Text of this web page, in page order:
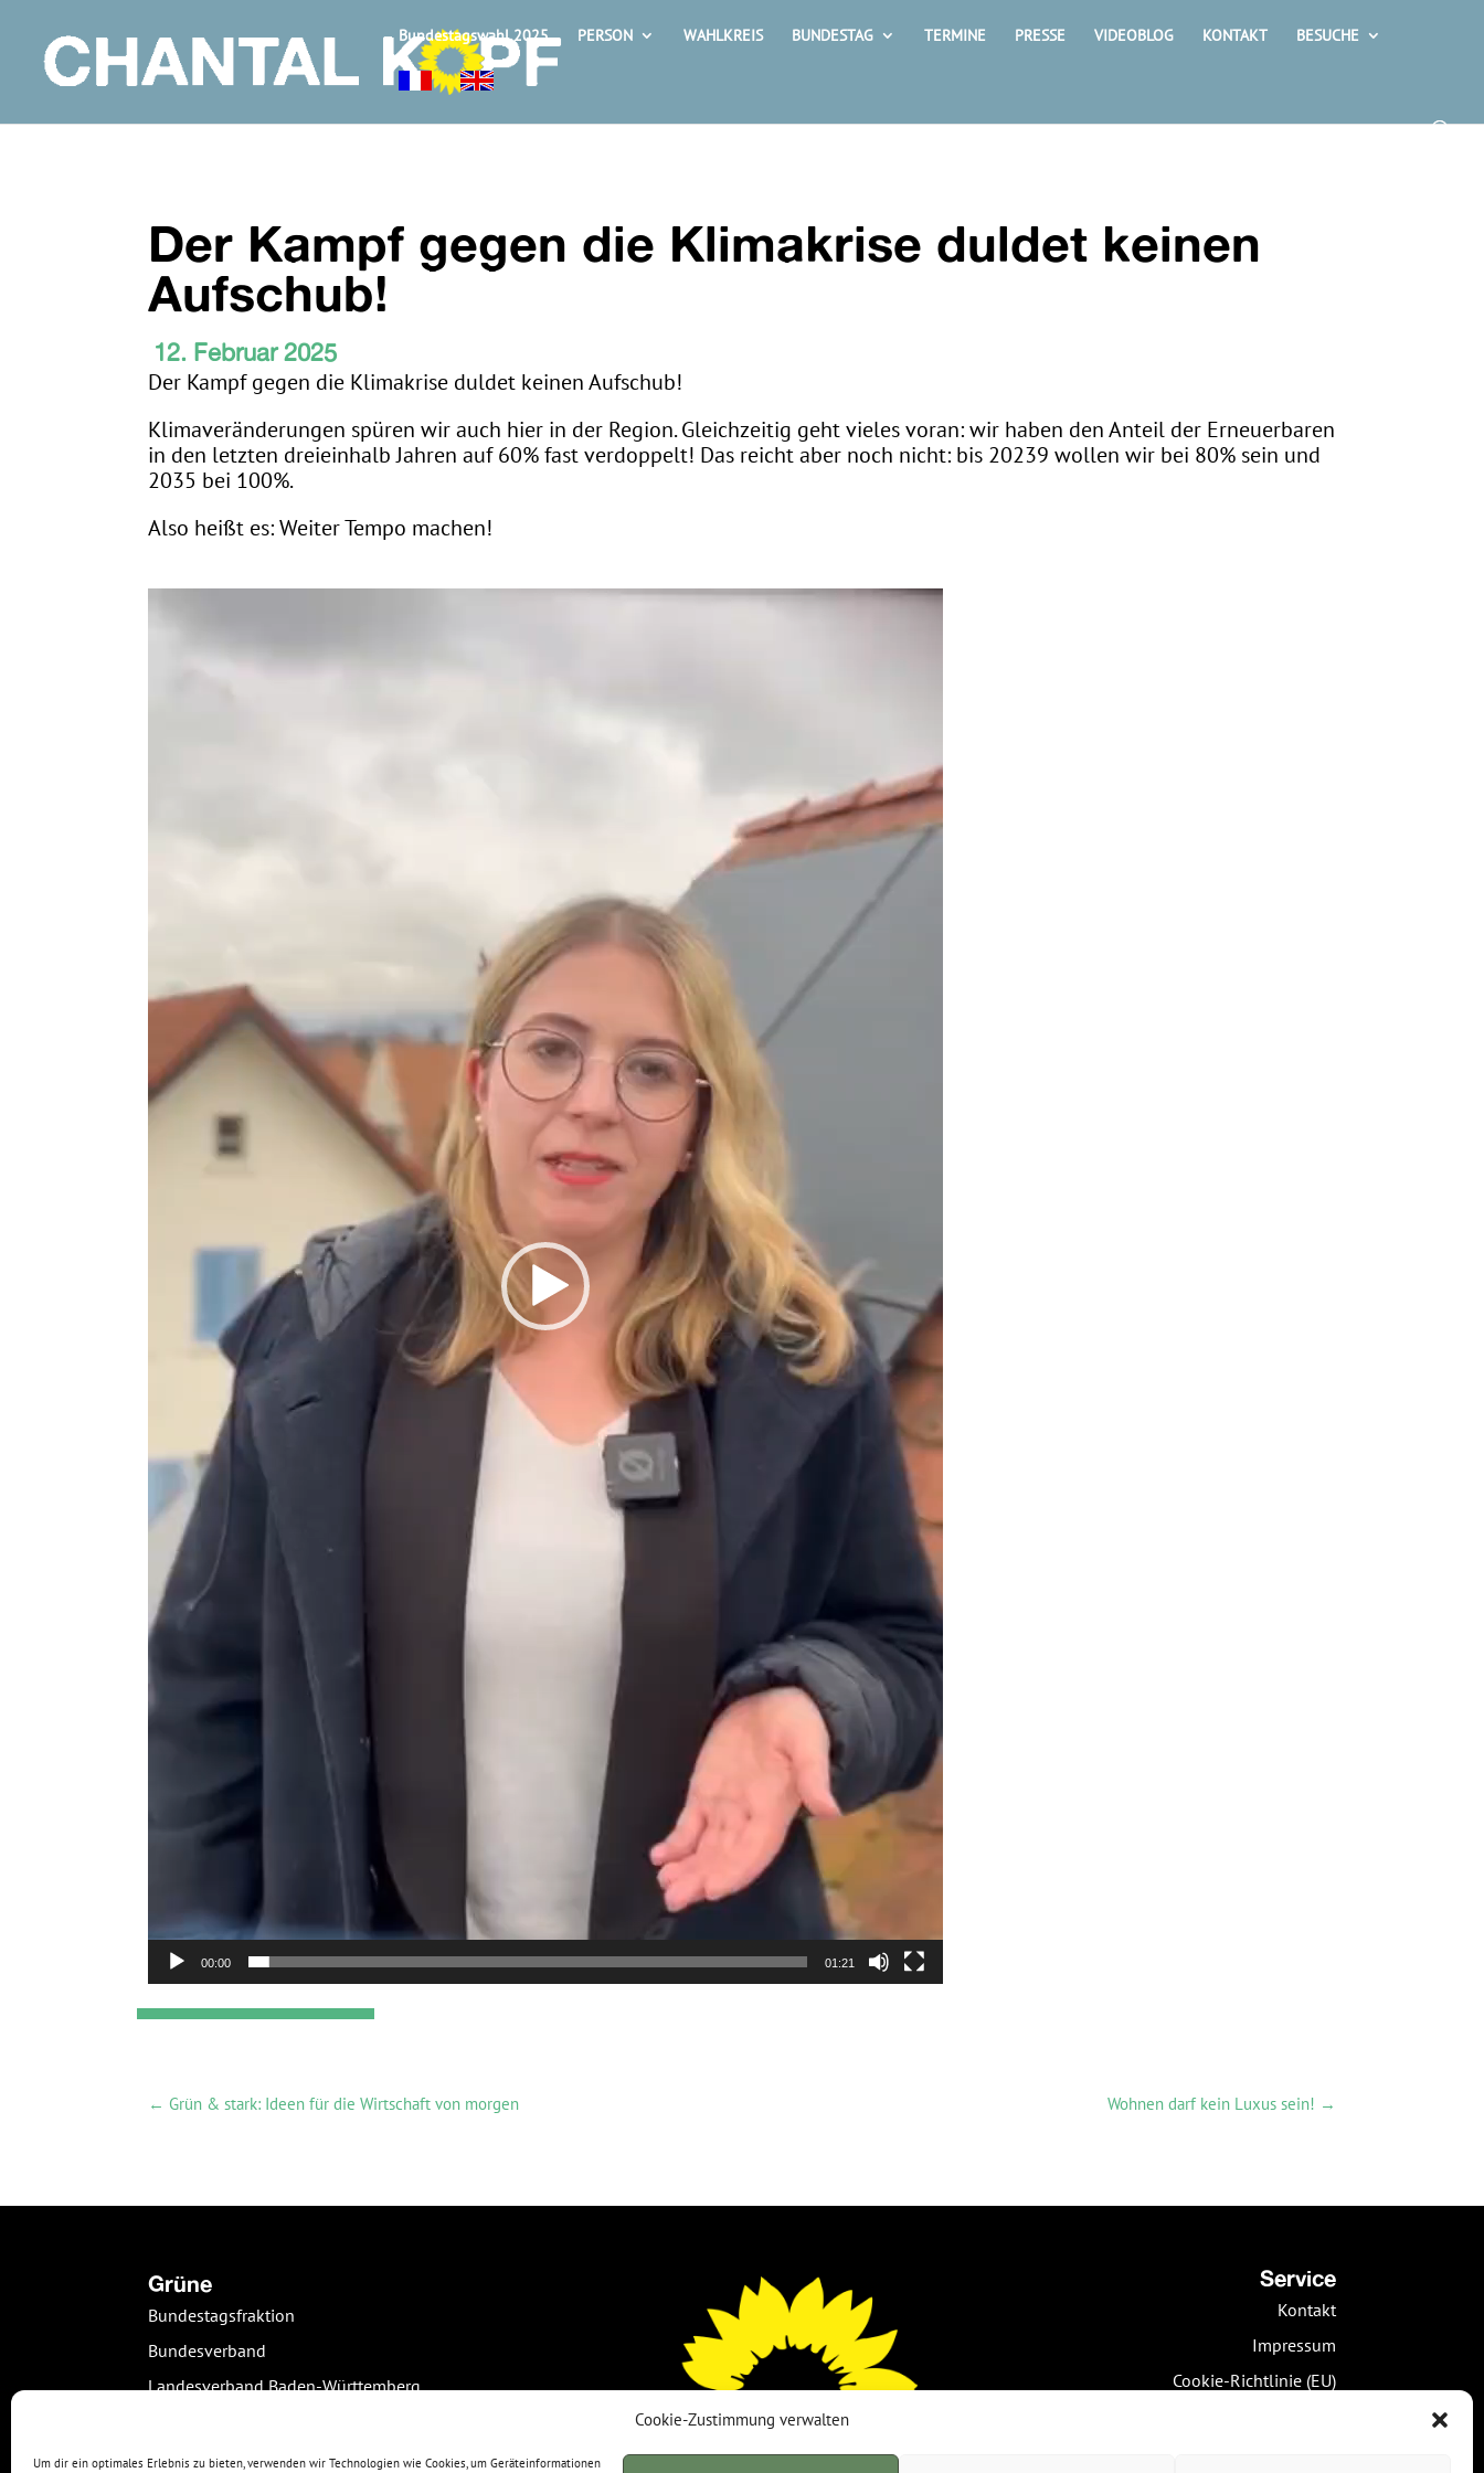
Cookie-Zustimmung verwalten
Um dir ein optimales Erlebnis zu bieten, verwenden wir Technologien wie Cookies, um Geräteinformationen
Bundestagswahl 2025 PERSON WAHLKREIS BUNDESTAG TERMINE PRESSE VIDEOBLOG KONTAKT BESUCHE
Der Kampf gegen die Klimakrise duldet keinen
Aufschub!
12. Februar 2025
Der Kampf gegen die Klimakrise duldet keinen Aufschub!
Klimaveränderungen spüren wir auch hier in der Region. Gleichzeitig geht vieles voran: wir haben den Anteil der Erneuerbaren
in den letzten dreieinhalb Jahren auf 60% fast verdoppelt! Das reicht aber noch nicht: bis 20239 wollen wir bei 80% sein und
2035 bei 100%.
Also heißt es: Weiter Tempo machen!
00:00 01:21
←Grün & stark: Ideen für die Wirtschaft von morgen Wohnen darf kein Luxus sein! →
Grüne
Bundestagsfraktion
Bundesverband
Landesverband Baden-Württemberg
Grüne Jugend Freiburg
Service
Kontakt
Impressum
Cookie-Richtlinie (EU)